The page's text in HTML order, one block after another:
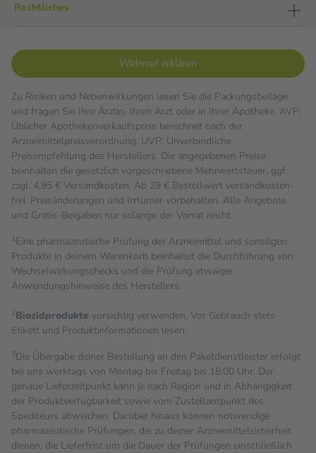
Rechtliches
Widerruf erklären
Zu Risiken und Nebenwirkungen lesen Sie die Packungsbeilage
und fragen Sie Ihre Ärztin, Ihren Arzt oder in Ihrer Apotheke. AVP:
Üblicher Apothekenverkaufspreis berechnet nach der
Arzneimittelpreisverordnung. UVP: Unverbindliche
Preisempfehlung des Herstellers. Die angegebenen Preise
beinhalten die gesetzlich vorgeschriebene Mehrwertsteuer, ggf.
zzgl. 4,95 € Versandkosten. Ab 29 € Bestell­wert versand­kosten­
frei. Preisänderungen und Irrtümer vorbehalten. Alle Angebote
und Gratis-Beigaben nur solange der Vorrat reicht.
1Eine pharmazeutische Prüfung der Arzneimittel und sonstigen
Produkte in deinem Warenkorb beinhaltet die Durchführung von
Wechselwirkungschecks und die Prüfung etwaiger
Anwendungshinweise des Herstellers.
2Biozidprodukte vorsichtig verwenden. Vor Gebrauch stets
Etikett und Produktinformationen lesen.
3Die Übergabe deiner Bestellung an den Paketdienstleister erfolgt
bei uns werktags von Montag bis Freitag bis 18:00 Uhr. Der
genaue Lieferzeitpunkt kann je nach Region und in Abhängigkeit
der Produktverfügbarkeit sowie vom Zustellzeitpunkt des
Spediteurs abweichen. Darüber hinaus können notwendige
pharmazeutische Prüfungen, die zu deiner Arzneimittelsicherheit
dienen, die Lieferfrist um die Dauer der Prüfungen einschließlich